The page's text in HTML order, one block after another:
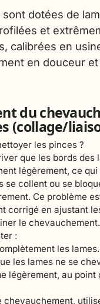
dotées de
et
calibrées en
en douceur et
du
(collage/
que les bords des
légèrement, ce
se collent ou se
Ce problème
corrigé en ajustant
le chevauchement.
:
les lames.
les lames ne se
légèrement, au point
chevauchement,